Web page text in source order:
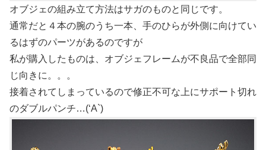
オブジェの組み立て方法はサガのものと同じです。
通常だと４本の腕のうち一本、手のひらが外側に向けてい
るはずのパーツがあるのですが
私が購入したものは、オブジェフレームが不良品で全部同
じ向きに。。。
接着されてしまっているので修正不可な上にサポート切れ
のダブルパンチ…(‘A`)